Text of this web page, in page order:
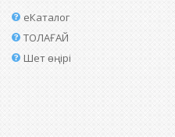
еКаталог
ТОЛАҒАЙ
Шет өңірі